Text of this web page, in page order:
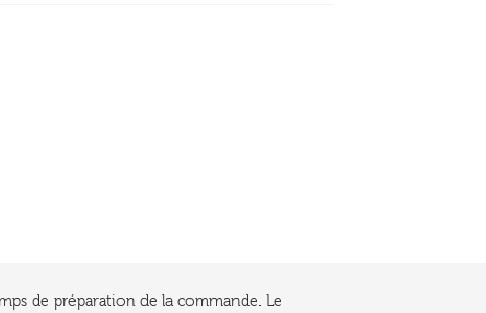
de préparation de la commande. Le